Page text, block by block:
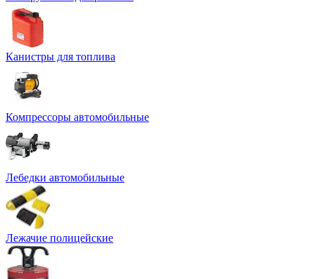
Канистры для топлива
Компрессоры автомобильные
Лебедки автомобильные
Лежачие полицейские